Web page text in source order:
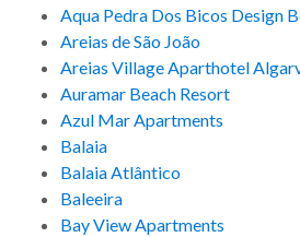
Aqua Pedra Dos Bicos Design
Areias de São João
Areias Village Aparthotel
Auramar Beach Resort
Azul Mar Apartments
Balaia
Balaia Atlântico
Baleeira
Bay View Apartments